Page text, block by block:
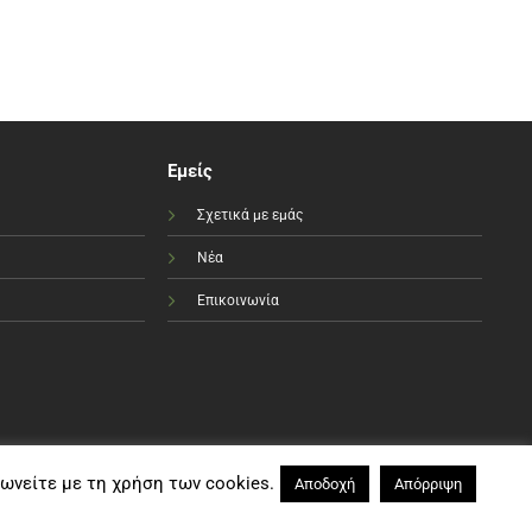
Εμείς
Σχετικά με εμάς
Νέα
Επικοινωνία
με τη χρήση των cookies. Αποδοχή Απόρριψη